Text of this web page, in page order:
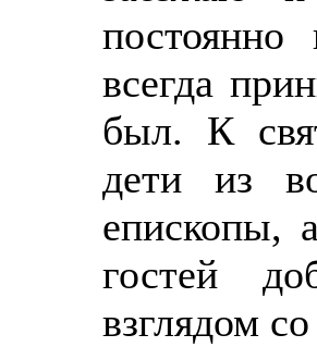
постоянно
всегда
был. К
дети из
епископы,
гостей
взглядом